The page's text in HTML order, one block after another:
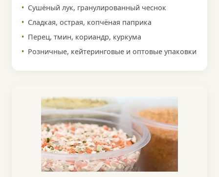
Сушёный лук, гранулированный чеснок
Сладкая, острая, копчёная паприка
Перец, тмин, кориандр, куркума
Розничные, кейтеринговые и оптовые упаковки